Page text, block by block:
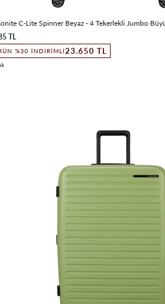
C-Lite Spinner Beyaz - 4 Tekerlekli Jumbo
TL
%30 İNDIRIMLI23.650 TL